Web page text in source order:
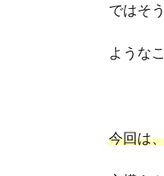
ではそ
ような
今回は